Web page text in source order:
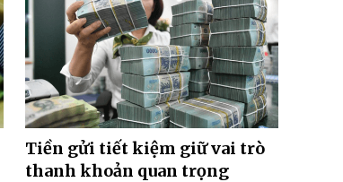
Tiền gửi tiết kiệm giữ vai trò
thanh khoản quan trọng